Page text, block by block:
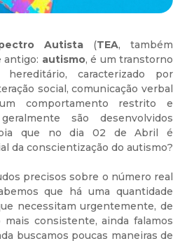
Autista (TEA, também
antigo: autismo, é um transtorno
hereditário, caracterizado por
social, comunicação verbal
comportamento restrito e
são desenvolvidos
que no dia 02 de Abril é
da conscientização do autismo?
precisos sobre o número real
que há uma quantidade
necessitam urgentemente, de
consistente, ainda falamos
buscamos poucas maneiras de